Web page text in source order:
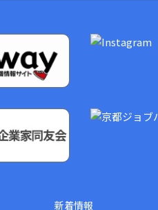
新着情報